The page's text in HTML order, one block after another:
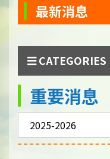
最新消息
CATEGORIES
重要消息